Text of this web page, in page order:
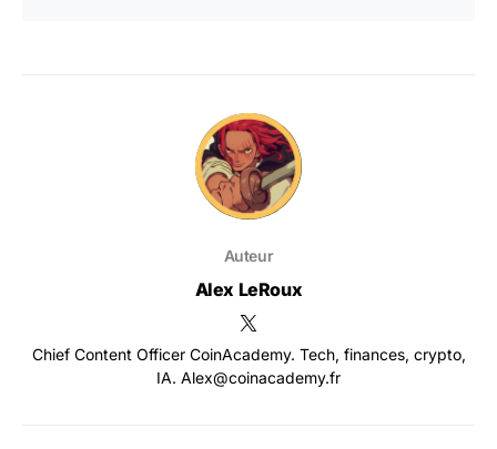
Auteur
Alex LeRoux
Chief Content Officer CoinAcademy. Tech, finances, crypto,
IA. Alex@coinacademy.fr